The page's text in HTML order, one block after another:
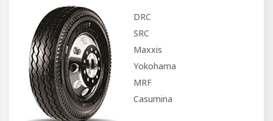
DRC
SRC
Maxxis
Yokohama
MRF
Casumina